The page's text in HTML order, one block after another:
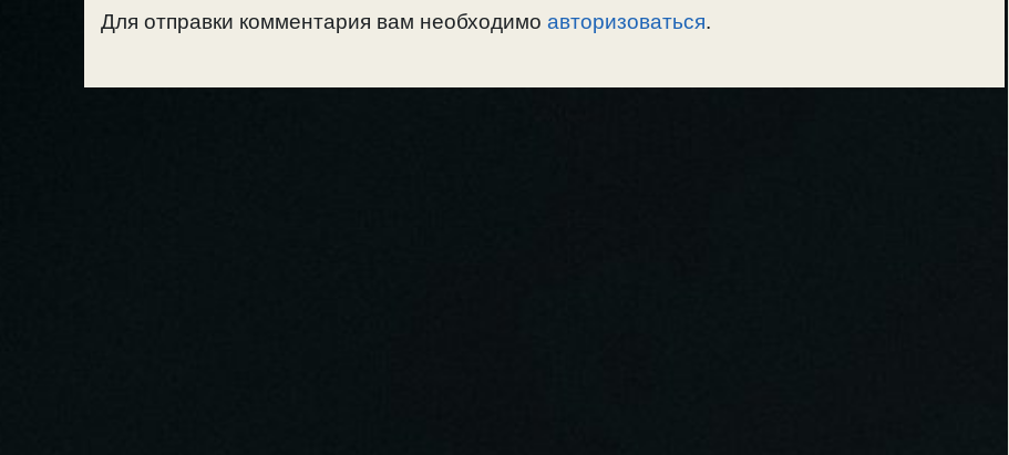
Для отправки комментария вам необходимо авторизоваться.